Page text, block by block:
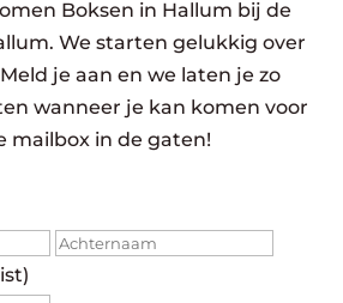
Boksen in Hallum bij de
We starten gelukkig over
je aan en we laten je zo
wanneer je kan komen voor
mailbox in de gaten!
Voornaam